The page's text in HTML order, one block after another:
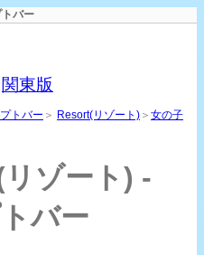
バー
関東版
トバー ＞ Resort(リゾート) ＞ 女の子
ゾート) -
バー